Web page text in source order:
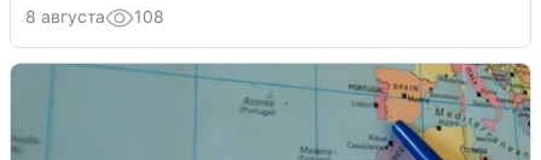
8 августа 108